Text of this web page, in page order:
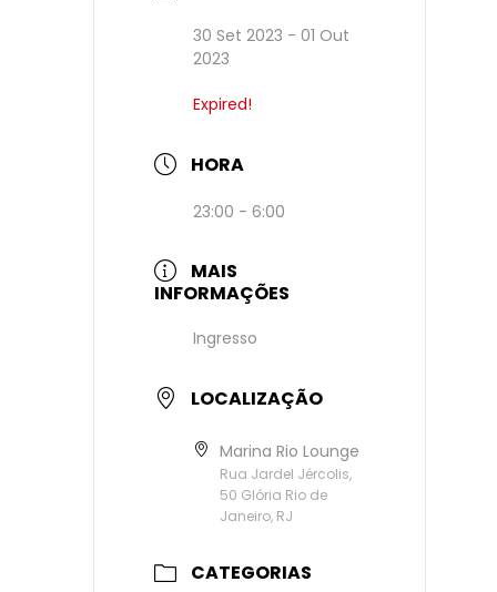
30 Set 2023 - 01 Out
2023
Expired!
HORA
23:00 - 6:00
MAIS
INFORMAÇÕES
Ingresso
LOCALIZAÇÃO
Marina Rio Lounge
Rua Jardel Jércolis,
50 Glória Rio de
Janeiro, RJ
CATEGORIAS